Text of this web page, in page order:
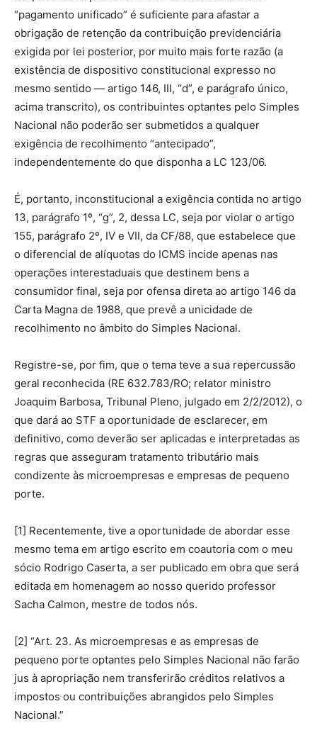
“pagamento unificado” é suficiente para afastar a
obrigação de retenção da contribuição previdenciária
exigida por lei posterior, por muito mais forte razão (a
existência de dispositivo constitucional expresso no
mesmo sentido — artigo 146, III, “d”, e parágrafo único,
acima transcrito), os contribuintes optantes pelo Simples
Nacional não poderão ser submetidos a qualquer
exigência de recolhimento “antecipado”,
independentemente do que disponha a LC 123/06.
É, portanto, inconstitucional a exigência contida no artigo
13, parágrafo 1º, “g”, 2, dessa LC, seja por violar o artigo
155, parágrafo 2º, IV e VII, da CF/88, que estabelece que
o diferencial de alíquotas do ICMS incide apenas nas
operações interestaduais que destinem bens a
consumidor final, seja por ofensa direta ao artigo 146 da
Carta Magna de 1988, que prevê a unicidade de
recolhimento no âmbito do Simples Nacional.
Registre-se, por fim, que o tema teve a sua repercussão
geral reconhecida (RE 632.783/RO; relator ministro
Joaquim Barbosa, Tribunal Pleno, julgado em 2/2/2012), o
que dará ao STF a oportunidade de esclarecer, em
definitivo, como deverão ser aplicadas e interpretadas as
regras que asseguram tratamento tributário mais
condizente às microempresas e empresas de pequeno
porte.
[1] Recentemente, tive a oportunidade de abordar esse
mesmo tema em artigo escrito em coautoria com o meu
sócio Rodrigo Caserta, a ser publicado em obra que será
editada em homenagem ao nosso querido professor
Sacha Calmon, mestre de todos nós.
[2] “Art. 23. As microempresas e as empresas de
pequeno porte optantes pelo Simples Nacional não farão
jus à apropriação nem transferirão créditos relativos a
impostos ou contribuições abrangidos pelo Simples
Nacional.”